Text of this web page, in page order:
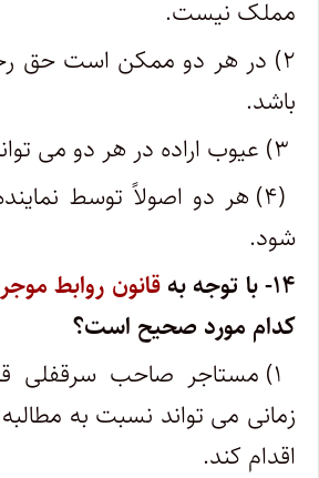
مملک نیست.
۲) در هر دو ممکن است حق
باشد.
(۴) هر دو اصولاً توسط
شود.
۱۴- با توجه به
قانون روابط موجر
کدام مورد صحیح است؟
۱) مستاجر صاحب سرقفلی
زمانی می تواند نسبت به
اقدام کند.